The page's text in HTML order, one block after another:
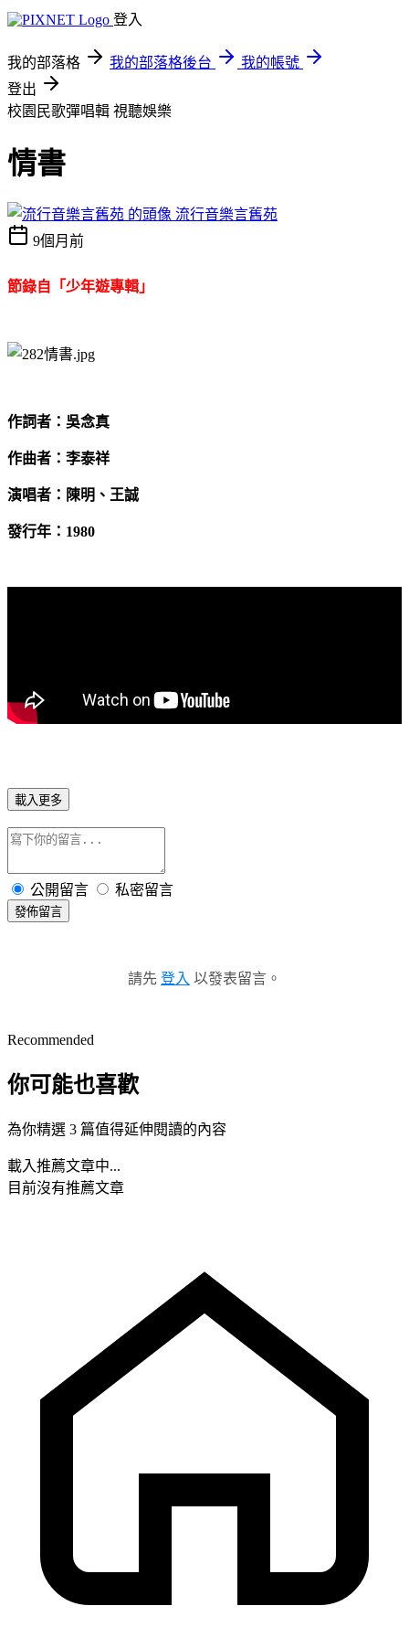
登入
我的部落格 我的部落格後台
我的帳號
登出
校園民歌彈唱輯 視聽娛樂
情書
流行音樂言舊苑
9個月前
節錄自「少年遊專輯 」
作詞者：吳念真
作曲者：李泰祥
演唱者：陳明、王誠
發行年： 1980
載入更多
公開留言 私密留言
發佈留言
請先 登入 以發表留言。
Recommended
你可能也喜歡
為你精選 3 篇值得延伸閱讀的內容
載入推薦文章中...
目前沒有推薦文章